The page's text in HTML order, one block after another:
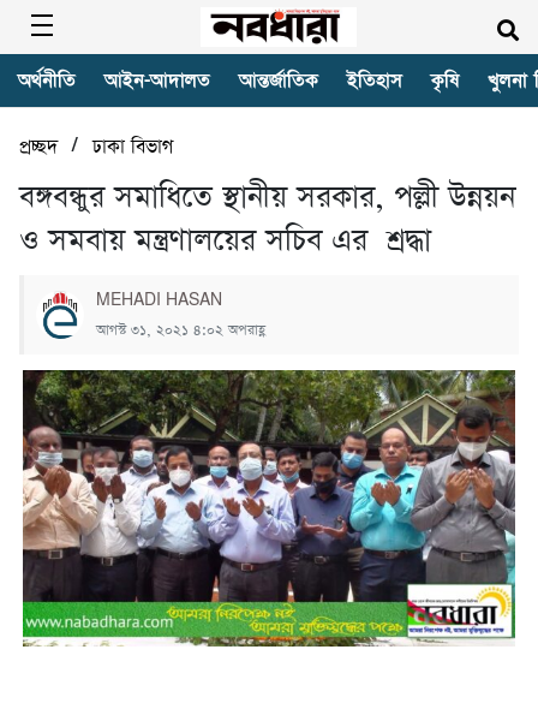
অর্থনীতি আইন-আদালত আন্তর্জাতিক ইতিহাস কৃষি খুলনা
প্রচ্ছদ/ঢাকা বিভাগ
বঙ্গবন্ধুর সমাধিতে স্থানীয় সরকার, পল্লী উন্নয়ন
ও সমবায় মন্ত্রণালয়ের সচিব এর শ্রদ্ধা
MEHADI HASAN
আগস্ট ৩১, ২০২১ ৪:০২ অপরাহ্ণ